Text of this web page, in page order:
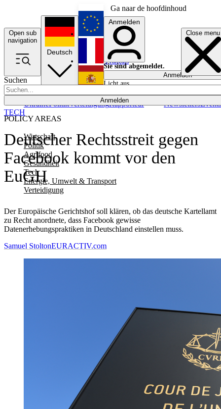
Ga naar de hoofdinhoud
Open sub
navigation
Close menu
Suchen
Anmelden
POLICY AREAS
Wirtschaft
Politik
Agrifood
Gesundheit
Tech
Energie, Umwelt & Transport
Verteidigung
UkrainePolitikVerteidigungRapporteur NewslettersEvents
Deutsch
English
Français
Anmelden
Sie sind abgemeldet.
Anmelden
Licht aus
Deutscher Rechtsstreit gegen
Facebook kommt vor den
EuGH
Der Europäische Gerichtshof soll klären, ob das deutsche Kartellamt
zu Recht anordnete, dass Facebook gewisse
Datenerhebungspraktiken in Deutschland einstellen muss.
TECH
Samuel StoltonEURACTIV.com